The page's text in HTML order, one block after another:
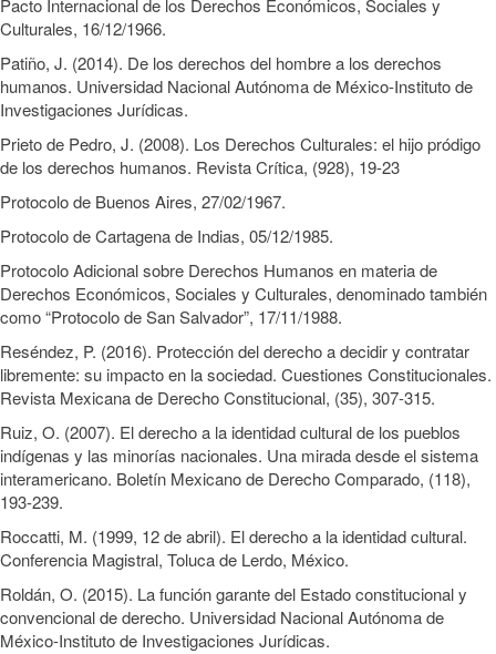
Pacto Internacional de los Derechos Económicos, Sociales y
Culturales, 16/12/1966.
Patiño, J. (2014). De los derechos del hombre a los derechos
humanos. Universidad Nacional Autónoma de México-Instituto de
Investigaciones Jurídicas.
Prieto de Pedro, J. (2008). Los Derechos Culturales: el hijo pródigo
de los derechos humanos. Revista Crítica, (928), 19-23
Protocolo de Buenos Aires, 27/02/1967.
Protocolo de Cartagena de Indias, 05/12/1985.
Protocolo Adicional sobre Derechos Humanos en materia de
Derechos Económicos, Sociales y Culturales, denominado también
como “Protocolo de San Salvador”, 17/11/1988.
Reséndez, P. (2016). Protección del derecho a decidir y contratar
libremente: su impacto en la sociedad. Cuestiones Constitucionales.
Revista Mexicana de Derecho Constitucional, (35), 307-315.
Ruiz, O. (2007). El derecho a la identidad cultural de los pueblos
indígenas y las minorías nacionales. Una mirada desde el sistema
interamericano. Boletín Mexicano de Derecho Comparado, (118),
193-239.
Roccatti, M. (1999, 12 de abril). El derecho a la identidad cultural.
Conferencia Magistral, Toluca de Lerdo, México.
Roldán, O. (2015). La función garante del Estado constitucional y
convencional de derecho. Universidad Nacional Autónoma de
México-Instituto de Investigaciones Jurídicas.